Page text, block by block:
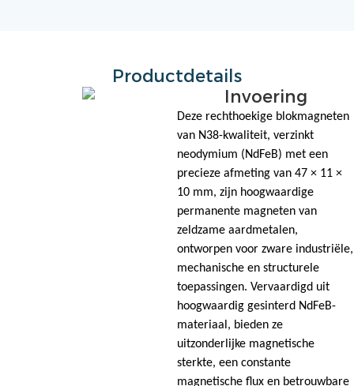
Productdetails
Invoering
Deze rechthoekige blokmagneten
van N38-kwaliteit, verzinkt
neodymium (NdFeB) met een
precieze afmeting van 47 × 11 ×
10 mm, zijn hoogwaardige
permanente magneten van
zeldzame aardmetalen,
ontworpen voor zware industriële,
mechanische en structurele
toepassingen. Vervaardigd uit
hoogwaardig gesinterd NdFeB-
materiaal, bieden ze
uitzonderlijke magnetische
sterkte, een constante
magnetische flux en betrouwbare